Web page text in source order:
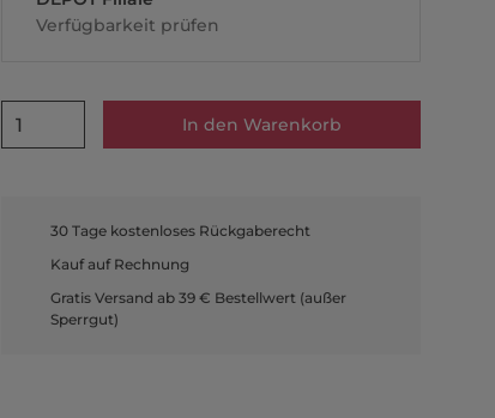
Verfügbarkeit prüfen
1 In den Warenkorb
30 Tage kostenloses Rückgaberecht
Kauf auf Rechnung
Gratis Versand ab 39 € Bestellwert (außer
Sperrgut)